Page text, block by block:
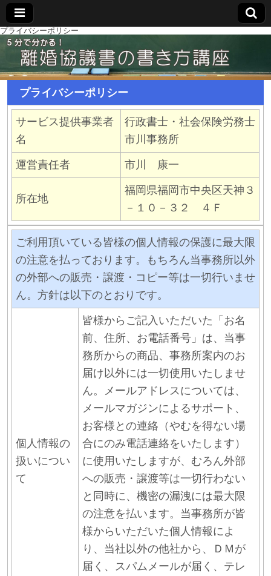
プライバシーポリシー
プライバシーポリシー
サービス提供事業者
名
行政書士・社会保険労務士
市川事務所
運営責任者 市川 康一
所在地
福岡県福岡市中央区天神３
－１０－３２ ４Ｆ
ご利用頂いている皆様の個人情報の保護に最大限
の注意を払っております。もちろん当事務所以外
の外部への販売・譲渡・コピー等は一切行いませ
ん。方針は以下のとおりです。
個人情報の
扱いについ
て
皆様からご記入いただいた「お名
前、住所、お電話番号」は、当事
務所からの商品、事務所案内のお
届け以外には一切使用いたしませ
ん。メールアドレスについては、
メールマガジンによるサポート、
お客様との連絡（やむを得ない場
合にのみ電話連絡をいたします）
に使用いたしますが、むろん外部
への販売・譲渡等は一切行わない
と同時に、機密の漏洩には最大限
の注意を払います。当事務所が皆
様からいただいた個人情報によ
り、当社以外の他社から、ＤＭが
届く、スパムメールが届く、テレ